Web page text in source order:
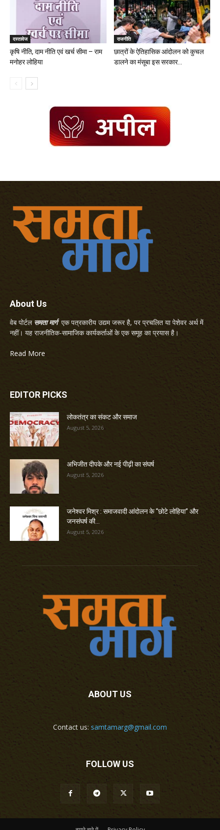
दस्तावेज
कृषि नीति, दाम नीति एवं खर्च सीमा – राम
मनोहर लोहिया
राजनीति
छात्रों के ऐतिहासिक आंदोलन को कुचल
डालने का मंसूबा इस सरकार...
About Us
वेब पोर्टल समता मार्गएक पत्रकारीय उद्यम जरूर है, पर प्रचलित या पेशेवर अर्थ में
नहीं। यह राजनीतिक-सामाजिक कार्यकर्ताओं के एक समूह का प्रयास है।
Read More
EDITOR PICKS
लोकतंत्र का संकट और समाज
August 5, 2026
अभिजीत दीपके और नई पीढ़ी का संघर्ष
August 5, 2026
जनेश्वर मिश्र : समाजवादी आंदोलन के “छोटे लोहिया” और
जनसंघर्ष की...
August 5, 2026
ABOUT US
Contact us: samtamarg@gmail.com
FOLLOW US